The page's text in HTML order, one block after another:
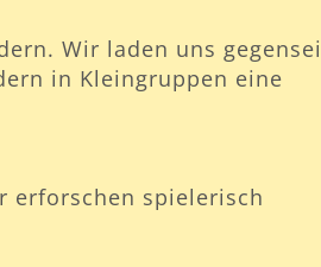
Wir laden uns
in Kleingruppen eine
erforschen spielerisch